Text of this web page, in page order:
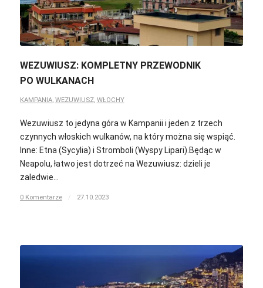
WEZUWIUSZ: KOMPLETNY PRZEWODNIK
PO WULKANACH
KAMPANIA, WEZUWIUSZ, WŁOCHY
Wezuwiusz to jedyna góra w Kampanii i jeden z trzech
czynnych włoskich wulkanów, na który można się wspiąć.
Inne: Etna (Sycylia) i Stromboli (Wyspy Lipari).Będąc w
Neapolu, łatwo jest dotrzeć na Wezuwiusz: dzieli je
zaledwie…
0 Komentarze / 27.10.2023